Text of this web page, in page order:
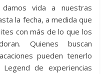
vida a nuestras
la fecha, a medida que
con más de lo que los
Quienes buscan
pueden tenerlo
de experiencias